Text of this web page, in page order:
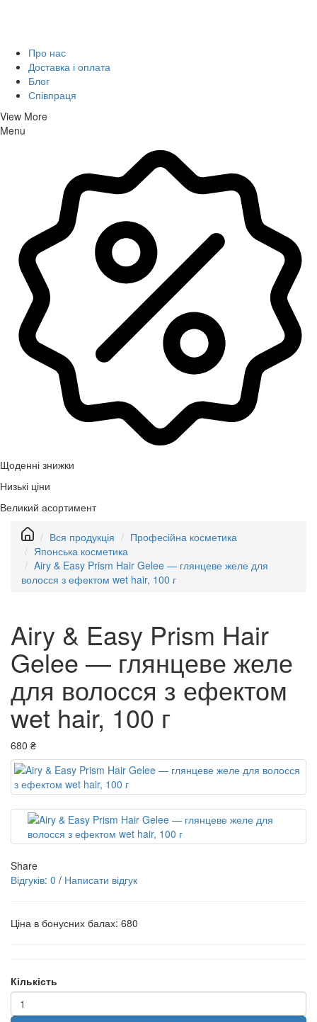
Про нас
Доставка і оплата
Блог
Співпраця
View More
Menu
Щоденні знижки
Низькі ціни
Великий асортимент
Вся продукція
Професійна косметика
Японська косметика
Airy & Easy Prism Hair Gelee — глянцеве желе для
волосся з ефектом wet hair, 100 г
Airy & Easy Prism Hair
Gelee — глянцеве желе
для волосся з ефектом
wet hair, 100 г
680 ₴
Share
Відгуків: 0 / Написати відгук
Ціна в бонусних балах: 680
Кількість